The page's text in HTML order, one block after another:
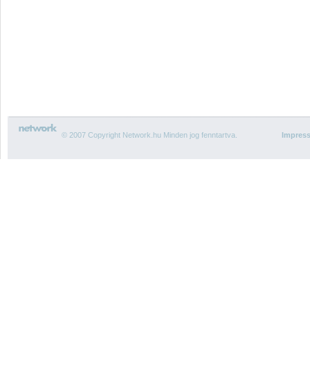
© 2007 Copyright Network.hu Minden jog fenntartva.